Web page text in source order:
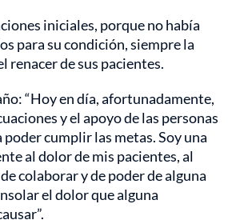
iniciales, porque no había
para su condición, siempre la
renacer de sus pacientes.
“Hoy en día, afortunadamente,
y el apoyo de las personas
poder cumplir las metas. Soy una
al dolor de mis pacientes, al
colaborar y de poder de alguna
el dolor que alguna